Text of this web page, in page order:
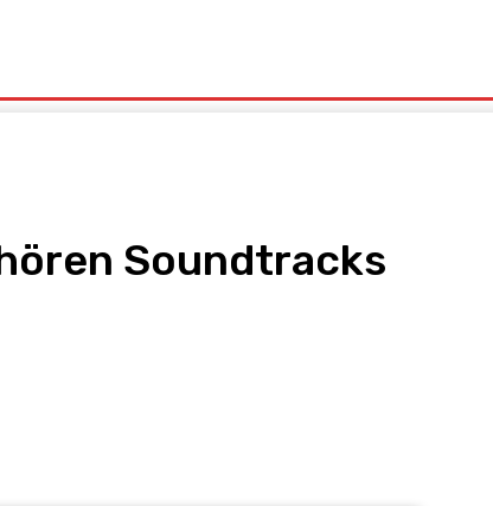
Soundtracks